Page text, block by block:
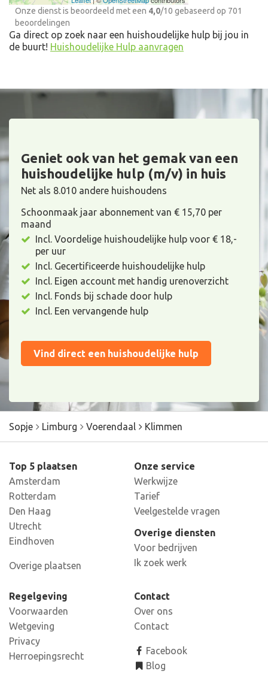
Onze dienst is beoordeeld met een 4,0/10 gebaseerd op 701
beoordelingen
Ga direct op zoek naar een huishoudelijke hulp bij jou in
de buurt! Huishoudelijke Hulp aanvragen
Geniet ook van het gemak van een
huishoudelijke hulp (m/v) in huis
Net als 8.010 andere huishoudens
Schoonmaak jaar abonnement van € 15,70 per
maand
Incl. Voordelige huishoudelijke hulp voor € 18,-
per uur
Incl. Gecertificeerde huishoudelijke hulp
Incl. Eigen account met handig urenoverzicht
Incl. Fonds bij schade door hulp
Incl. Een vervangende hulp
Vind direct een huishoudelijke hulp
Sopje Limburg Voerendaal Klimmen
Top 5 plaatsen
Amsterdam
Rotterdam
Den Haag
Utrecht
Eindhoven
Overige plaatsen
Onze service
Werkwijze
Tarief
Veelgestelde vragen
Overige diensten
Voor bedrijven
Ik zoek werk
Regelgeving
Voorwaarden
Wetgeving
Privacy
Herroepingsrecht
Contact
Over ons
Contact
Facebook
Blog